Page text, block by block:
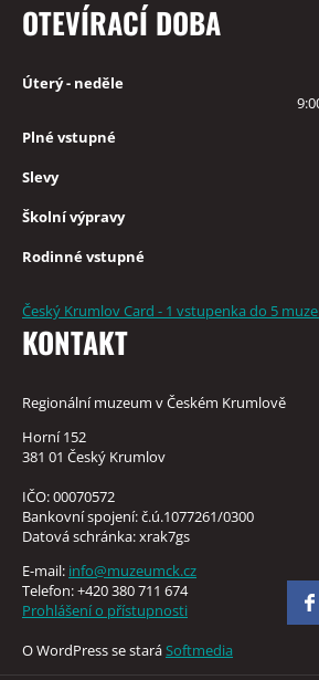
OTEVÍRACÍ DOBA
Úterý - neděle
Plné vstupné
Slevy
Školní výpravy
Rodinné vstupné
Český Krumlov Card - 1 vstupenka do 5
KONTAKT
Regionální muzeum v Českém Krumlově
Horní 152
381 01 Český Krumlov
IČO: 00070572
Bankovní spojení: č.ú.1077261/0300
Datová schránka: xrak7gs
E-mail: info@muzeumck.cz
Telefon: +420 380 711 674
Prohlášení o přístupnosti
O WordPress se staráSoftmedia